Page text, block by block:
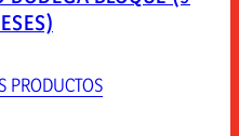
PRODUCTOS